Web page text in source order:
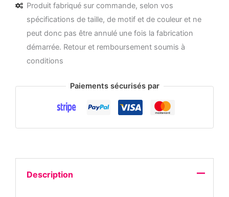
Bébé
Produit fabriqué sur commande, selon vos
spécifications de taille, de motif et de couleur et ne
peut donc pas être annulé une fois la fabrication
démarrée. Retour et remboursement soumis à
conditions
Paiements sécurisés par
Description